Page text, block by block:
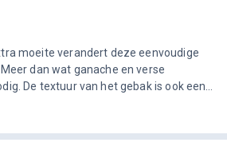
moeite verandert deze eenvoudige
dan wat ganache en verse
De textuur van het gebak is ook een